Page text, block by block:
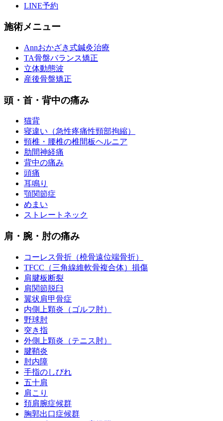
LINE予約
施術メニュー
Annおかざき式鍼灸治療
TA骨盤バランス矯正
立体動態波
産後骨盤矯正
頭・首・背中の痛み
猫背
寝違い（急性疼痛性頸部拘縮）
頸椎・腰椎の椎間板ヘルニア
肋間神経痛
背中の痛み
頭痛
耳鳴り
顎関節症
めまい
ストレートネック
肩・腕・肘の痛み
コーレス骨折（橈骨遠位端骨折）
TFCC（三角線維軟骨複合体）損傷
肩腱板断裂
肩関節脱臼
翼状肩甲骨症
内側上顆炎（ゴルフ肘）
野球肘
突き指
外側上顆炎（テニス肘）
腱鞘炎
肘内障
手指のしびれ
五十肩
肩こり
頚肩腕症候群
胸郭出口症候群